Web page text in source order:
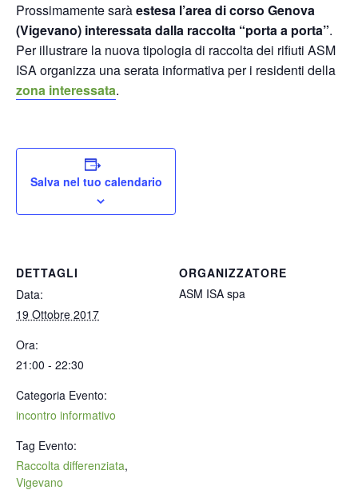
Prossimamente saràestesa l’area di corso Genova
(Vigevano) interessata dalla raccolta “porta a porta”.
Per illustrare la nuova tipologia di raccolta dei rifiuti ASM
ISA organizza una serata informativa per i residenti della
zona interessata.
Salva nel tuo calendario
DETTAGLI
Data:
19 Ottobre 2017
Ora:
21:00 - 22:30
Categoria Evento:
incontro informativo
Tag Evento:
Raccolta differenziata,
Vigevano
ORGANIZZATORE
ASM ISA spa